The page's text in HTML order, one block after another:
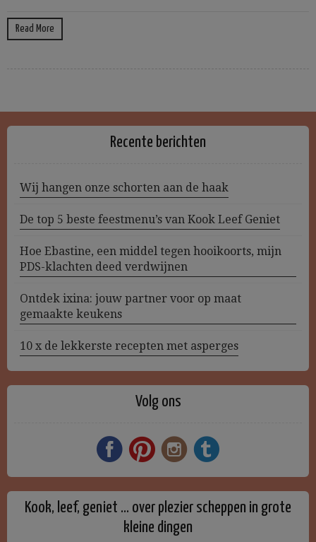
Read More
Recente berichten
Wij hangen onze schorten aan de haak
De top 5 beste feestmenu’s van Kook Leef Geniet
Hoe Ebastine, een middel tegen hooikoorts, mijn
PDS-klachten deed verdwijnen
Ontdek ixina: jouw partner voor op maat
gemaakte keukens
10 x de lekkerste recepten met asperges
Volg ons
Kook, leef, geniet … over plezier scheppen in grote
kleine dingen